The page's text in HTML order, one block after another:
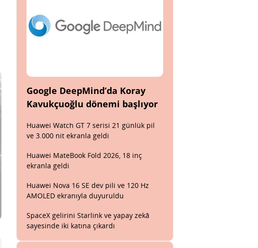
Google DeepMind’da Koray
Kavukçuoğlu dönemi başlıyor
Huawei Watch GT 7 serisi 21 günlük pil
ve 3.000 nit ekranla geldi
Huawei MateBook Fold 2026, 18 inç
ekranla geldi
Huawei Nova 16 SE dev pili ve 120 Hz
AMOLED ekranıyla duyuruldu
SpaceX gelirini Starlink ve yapay zekâ
sayesinde iki katına çıkardı